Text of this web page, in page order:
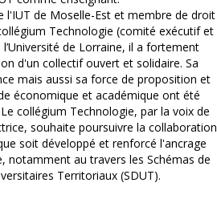
l'IUT de Moselle-Est et membre de droit
Technologie (comité exécutif et
de Lorraine, il a fortement
d'un collectif ouvert et solidaire. Sa
mais aussi sa force de proposition et
économique et académique ont été
collégium Technologie, par la voix de
souhaite poursuivre la collaboration
soit développé et renforcé l'ancrage
notamment au travers les Schémas de
Territoriaux (SDUT).